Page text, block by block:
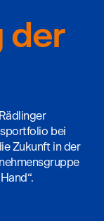
der
bei
Zukunft in der